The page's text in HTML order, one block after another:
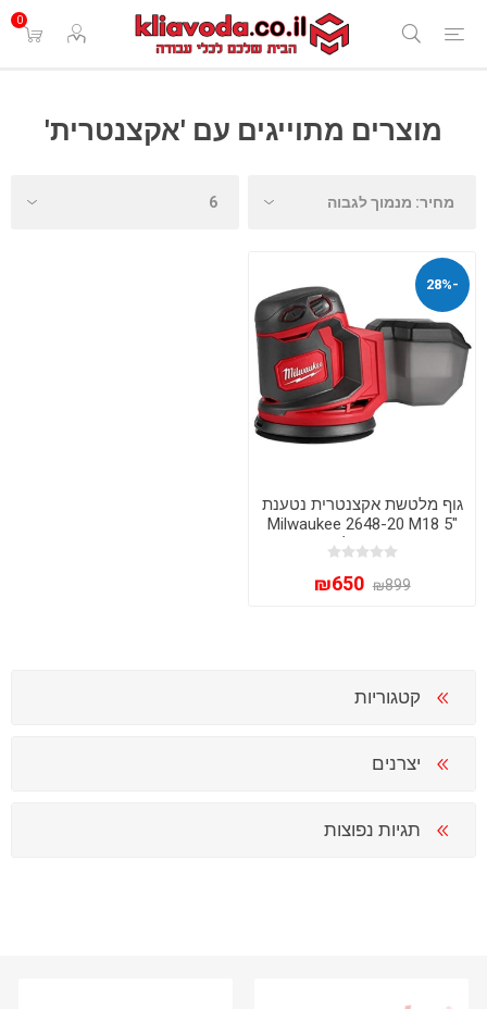
0
מוצרים מתוייגים עם 'אקצנטרית'
-28%
גוף מלטשת אקצנטרית נטענת
"5 Milwaukee 2648-20 M18
– גוף בלבד
₪899
₪650
קטגוריות
יצרנים
תגיות נפוצות